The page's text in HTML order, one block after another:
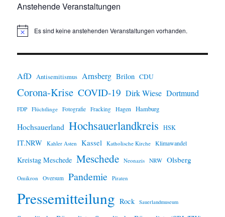
Anstehende Veranstaltungen
H
Es sind keine anstehenden Veranstaltungen vorhanden.
AfD Antisemitismus Arnsberg Brilon CDU
Corona-Krise COVID-19 Dirk Wiese Dortmund
FDP Flüchtlinge Fotografie Fracking Hagen Hamburg
Hochsauerland Hochsauerlandkreis HSK
IT.NRW Kahler Asten Kassel Katholische Kirche Klimawandel
Kreistag Meschede Meschede Neonazis NRW Olsberg
Omikron Oversum Pandemie Piraten
Pressemitteilung Rock Sauerlandmuseum